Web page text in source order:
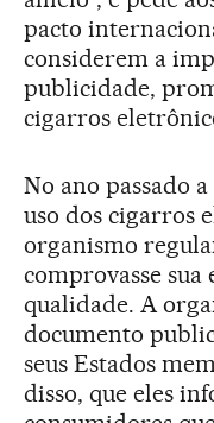
pacto
considerem a
publicidade,
cigarros
No ano passado
uso dos cigarros
organismo
comprovasse sua
qualidade. A
documento
seus Estados
disso, que eles